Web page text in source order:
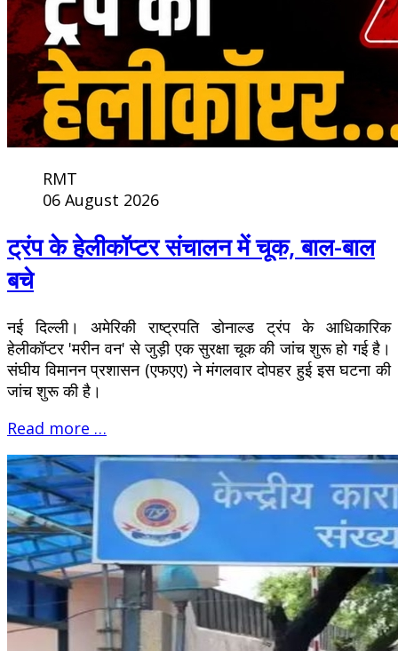
RMT
06 August 2026
ट्रंप के हेलीकॉप्टर संचालन में चूक, बाल-बाल
बचे
नई दिल्ली। अमेरिकी राष्ट्रपति डोनाल्ड ट्रंप के आधिकारिक
हेलीकॉप्टर 'मरीन वन' से जुड़ी एक सुरक्षा चूक की जांच शुरू हो गई है।
संघीय विमानन प्रशासन (एफएए) ने मंगलवार दोपहर हुई इस घटना की
जांच शुरू की है।
Read more …